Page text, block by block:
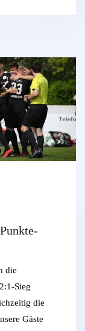
die
Sieg
die
Gäste